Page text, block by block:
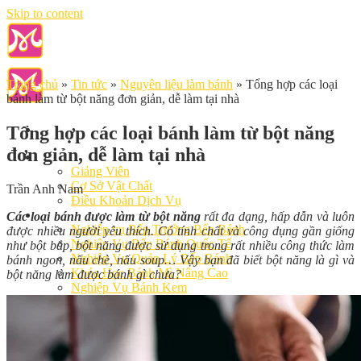
Skip to content
Giới Thiệu
Giảng Viên
Cơ Sở Vật Chất
Điều Khoản Dịch Vụ
Học Làm Bánh
Nghiệp vụ Bếp Trưởng Bếp Bánh
Nghiệp Vụ Bếp Bánh Quốc Tế
Nghiệp Vụ Quản Lý Bếp Bánh
Khóa Học Bánh Mì Nâng Cao
Nghiệp Vụ Bánh Kem
Khóa Học Làm Bánh Việt
Khóa Học Làm Bánh Nhật
Khóa Học Bánh Đài Loan
Học Làm Bánh Ngắn Hạn
Trang chủ » Tin tức » Nguyên liệu làm bánh » Tổng hợp các loại
bánh làm từ bột năng đơn giản, dễ làm tại nhà
Tổng hợp các loại bánh làm từ bột năng
đơn giản, dễ làm tại nhà
Trần Anh Nam
Các loại bánh được làm từ bột năngrất đa dạng, hấp dẫn và luôn
được nhiều người yêu thích. Có tính chất và công dụng gần giống
như bột bắp, bột năng được sử dụng trong rất nhiều công thức làm
bánh ngon, nấu chè, nấu soup… Vậy bạn đã biết bột năng là gì và
bột năng làm được bánh gì chưa?